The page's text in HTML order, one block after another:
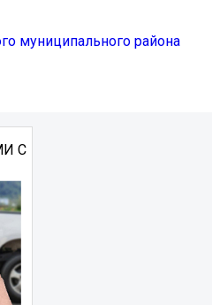
муниципального района
С